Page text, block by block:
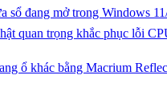
sổ đang mở trong Windows
quan trọng khắc phục lỗi
ổ khác bằng Macrium